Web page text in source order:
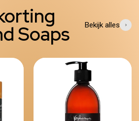
Soaps Bekijk alles